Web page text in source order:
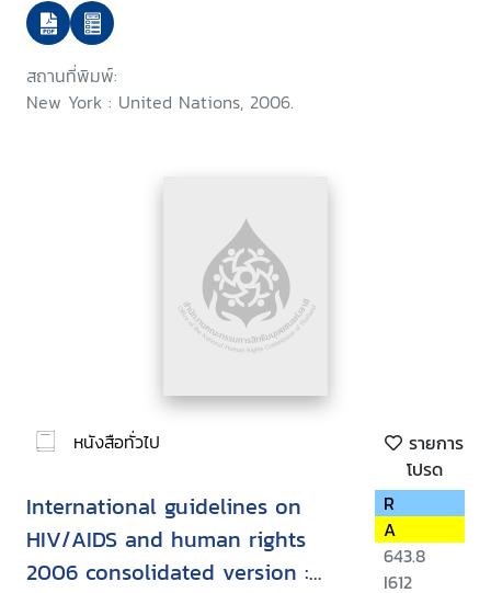
สถานที่พิมพ์:
New York : United Nations, 2006.
หนังสือทั่วไป
รายการ
โปรด
International guidelines on
HIV/AIDS and human rights
2006 consolidated version :
R
A
643.8
I612